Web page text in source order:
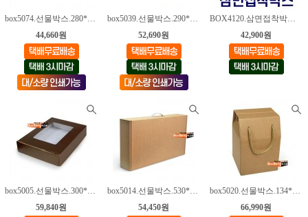
box5074.선물박스.280*120*90mm [50매]
44,660원
box5039.선물박스.290*230*75mm [50매]
52,690원
BOX4120.삼면접착박스.200*200*200mm [80매]
42,900원
59,840원
54,450원
66,990원